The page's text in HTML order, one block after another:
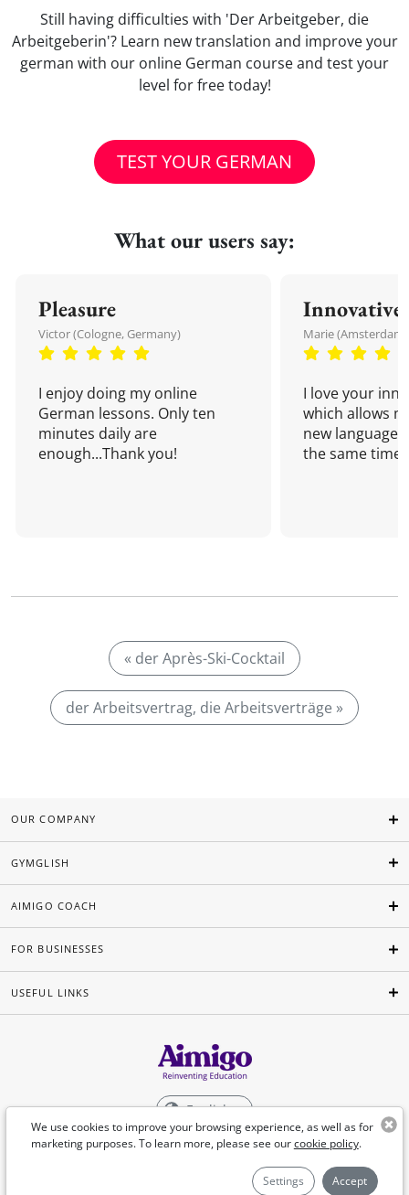
Still having difficulties with 'Der Arbeitgeber, die
Arbeitgeberin'? Learn new translation and improve your
german with our online German course and test your
level for free today!
TEST YOUR GERMAN
What our users say:
Pleasure
Victor (Cologne, Germany)
I enjoy doing my online
German lessons. Only ten
minutes daily are
enough...Thank you!
Innovative
Marie
I love your
which allows
new language
the same time!
« der Après-Ski-Cocktail
der Arbeitsvertrag, die Arbeitsverträge »
We use cookies to improve your browsing experience, as well as for
marketing purposes. To learn more, please see ourcookie policy.
Settings Accept
OUR COMPANY
GYMGLISH
AIMIGO COACH
FOR BUSINESSES
USEFUL LINKS
English
©Aimigo 2026